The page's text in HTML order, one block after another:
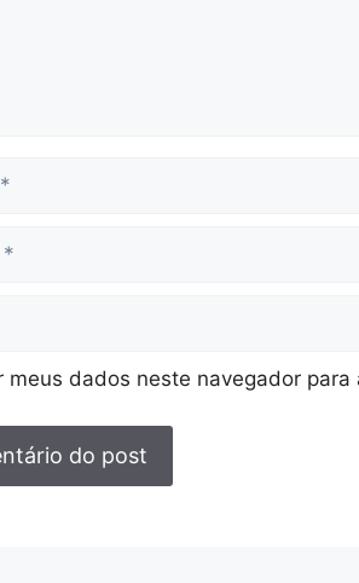
meus dados neste navegador